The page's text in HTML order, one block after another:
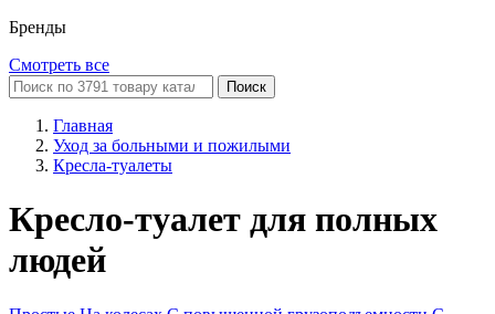
Бренды
Смотреть все
Поиск
Главная
Уход за больными и пожилыми
Кресла-туалеты
Кресло-туалет для полных
людей